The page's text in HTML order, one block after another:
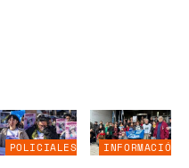
POLICIALES
INFORMACIÓN